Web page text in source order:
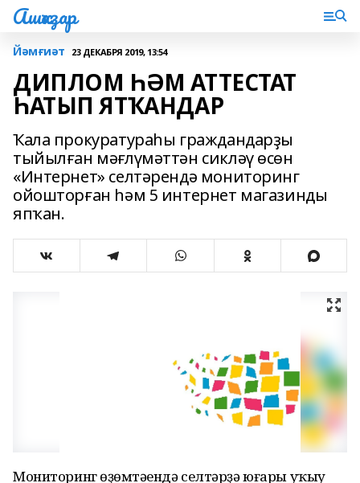
Ашҡаҙар
Йәмғиәт 23 ДЕКАБРЯ 2019, 13:54
ДИПЛОМ ҺӘМ АТТЕСТАТ
ҺАТЫП ЯТҠАНДАР
Ҡала прокуратураһы граждандарҙы
тыйылған мәғлүмәттән сикләү өсөн
«Интернет» селтәрендә мониторинг
ойошторған һәм 5 интернет магазинды
япҡан.
Мониторинг һөҙөмтәһендә селтәрҙә юғары уҡыу